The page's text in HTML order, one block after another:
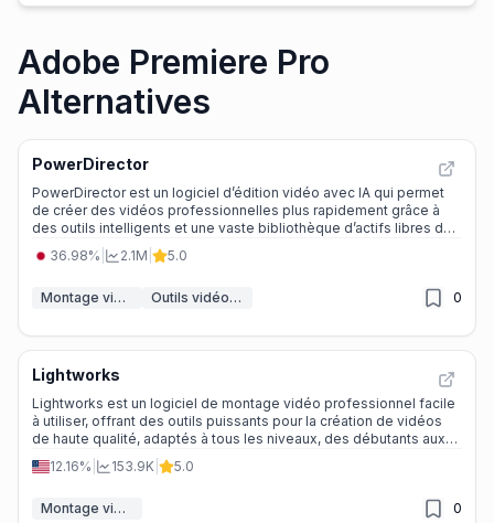
Adobe Premiere Pro
Alternatives
PowerDirector
PowerDirector est un logiciel d’édition vidéo avec IA qui permet
de créer des vidéos professionnelles plus rapidement grâce à
des outils intelligents et une vaste bibliothèque d’actifs libres de
36.98% 2.1M 5.0
Montage vidéo Outils vidéo IA 0
Lightworks
Lightworks est un logiciel de montage vidéo professionnel facile
à utiliser, offrant des outils puissants pour la création de vidéos
de haute qualité, adaptés à tous les niveaux, des débutants aux
pros d'Hollywood.
12.16% 153.9K 5.0
Montage vidéo 0